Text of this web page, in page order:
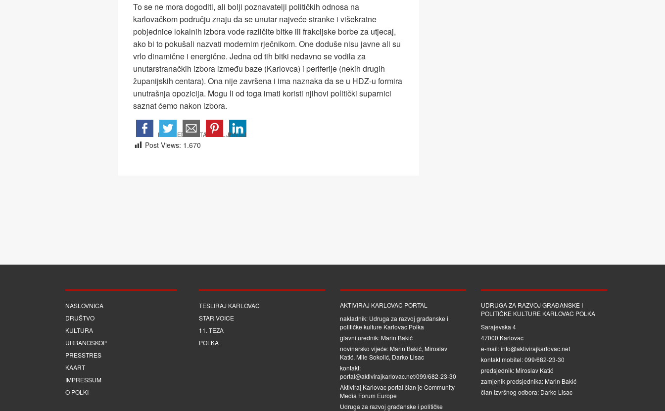
To se ne mora dogoditi, ali bolji poznavatelji političkih odnosa na
karlovačkom području znaju da se unutar najveće stranke i višekratne
pobjednice lokalnih izbora vode različite bitke ili frakcijske borbe za utjecaj,
ako bi to pokušali nazvati modernim rječnikom. One doduše nisu javne ali su
vrlo dinamične i energične. Jedna od tih bitki nedavno se vodila za
unutarstranačkih izbora između baze (Karlovca) i periferije (nekih drugih
županijskih centara). Ona nije završena i ima naznaka da se u HDZ-u formira
unutrašnja opozicija. Mogu li od toga imati koristi njihovi politički suparnici
saznat ćemo nakon izbora.
Post Views: 1.670
NASLOVNICA
DRUŠTVO
KULTURA
URBANOSKOP
PRESSTRES
KAART
IMPRESSUM
O POLKI
TESLIRAJ KARLOVAC
STAR VOICE
11. TEZA
POLKA
AKTIVIRAJ KARLOVAC PORTAL
nakladnik: Udruga za razvoj građanske i
političke kulture Karlovac Polka
glavni urednik: Marin Bakić
novinarsko vijeće: Marin Bakić, Miroslav
Katić, Mile Sokolić, Darko Lisac
kontakt:
portal@aktivirajkarlovac.net/099/682-23-30
Aktiviraj Karlovac portal član je Community
Media Forum Europe
Udruga za razvoj građanske i političke
UDRUGA ZA RAZVOJ GRAĐANSKE I
POLITIČKE KULTURE KARLOVAC POLKA
Sarajevska 4
47000 Karlovac
e-mail: info@aktivirajkarlovac.net
kontakt mobitel: 099/682-23-30
predsjednik: Miroslav Katić
zamjenik predsjednika: Marin Bakić
član Izvršnog odbora: Darko Lisac